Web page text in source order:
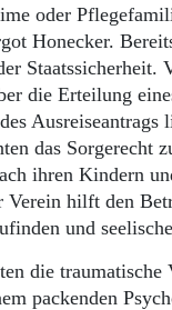
oder
Honecker.
Staatssicherheit.
die Erteilung
Ausreiseantrags
das Sorgerecht
ihren Kindern
Verein hilft den
und
die traumatische
packenden